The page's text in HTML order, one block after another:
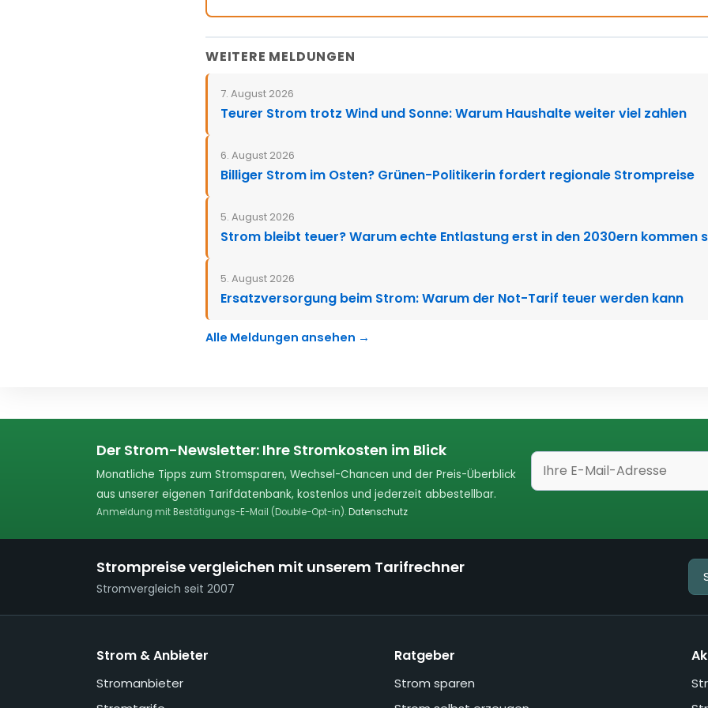
WEITERE MELDUNGEN
7. August 2026
Teurer Strom trotz Wind und Sonne: Warum Haushalte weiter viel zahlen
6. August 2026
Billiger Strom im Osten? Grünen-Politikerin fordert regionale Strompreise
5. August 2026
Strom bleibt teuer? Warum echte Entlastung erst in den 2030ern kommen
5. August 2026
Ersatzversorgung beim Strom: Warum der Not-Tarif teuer werden kann
Alle Meldungen ansehen →
Der Strom-Newsletter: Ihre Stromkosten im Blick
Monatliche Tipps zum Stromsparen, Wechsel-Chancen und der Preis-Überblick
aus unserer eigenen Tarifdatenbank, kostenlos und jederzeit abbestellbar.
Anmeldung mit Bestätigungs-E-Mail (Double-Opt-in).Datenschutz
Strompreise vergleichen mit unserem Tarifrechner
Stromvergleich seit 2007
Strom & Anbieter
Stromanbieter
Ratgeber
Strom sparen